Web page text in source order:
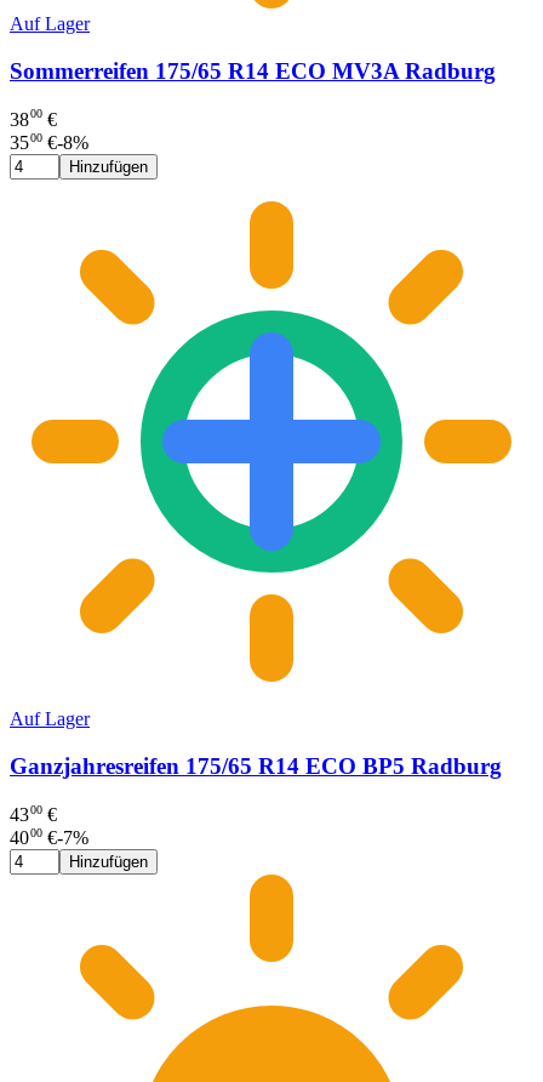
Auf Lager
Sommerreifen 175/65 R14 ECO MV3A Radburg
3800 €
3500 €-8%
Hinzufügen
Auf Lager
Ganzjahresreifen 175/65 R14 ECO BP5 Radburg
4300 €
4000 €-7%
Hinzufügen